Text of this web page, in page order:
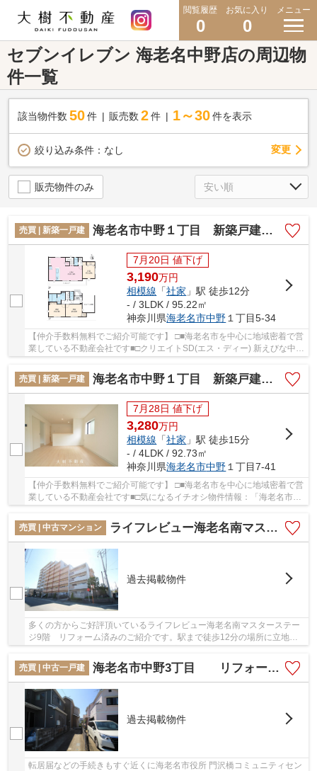
閲覧履歴
0
お気に入り
0
メニュー
セブンイレブン 海老名中野店の周辺物
件一覧
該当物件数 50件 販売数 2 件 1～30 件を表示
絞り込み条件： なし 変更
販売物件のみ
売買 | 新築一戸建 海老名市中野１丁目 新築戸建て 全１棟【仲介手数料無料】
7月20日 値下げ
3,190万円
相模線 「社家 」駅 徒歩12分
- / 3LDK / 95.22㎡
神奈川県海老名市中野 １丁目5-34
【仲介手数料無料でご紹介可能です】 □■海老名市を中心に地域密着で営
業している不動産会社です■□クリエイトSD(エス・ディー) 新えびな中野
売買 | 新築一戸建
海老名市中野１丁目 新築戸建て 全１棟【仲介手数料無料】
7月28日 値下げ
3,280万円
相模線 「社家 」駅 徒歩15分
- / 4LDK / 92.73㎡
神奈川県海老名市中野 １丁目7-41
【仲介手数料無料でご紹介可能です】 □■海老名市を中心に地域密着で営
業している不動産会社です■□気になるイチオシ物件情報：「海老名市中
売買 | 中古マンション
ライフレビュー海老名南マスターステージ9階 3ＬＤＫリフォーム済み【仲介手数料無料】
過去掲載物件
多くの方からご好評頂いているライフレビュー海老名南マスターステー
ジ9階 リフォーム済みのご紹介です。駅まで徒歩12分の場所に立地し
売買 | 中古一戸建
海老名市中野3丁目 リフォーム戸建て【仲介手数料無料】
過去掲載物件
転居届などの手続きもすぐ近くに海老名市役所 門沢橋コミュニティセン